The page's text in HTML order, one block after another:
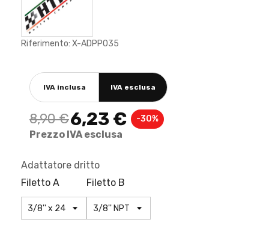
Riferimento: X-ADPP035
IVA inclusa IVA esclusa
8,90 €6,23 € -30%
Prezzo IVA esclusa
Adattatore dritto
Filetto A
Filetto B